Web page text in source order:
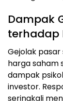
Dampak
terhadap
Gejolak
harga saham
dampak
investor.
seringkali